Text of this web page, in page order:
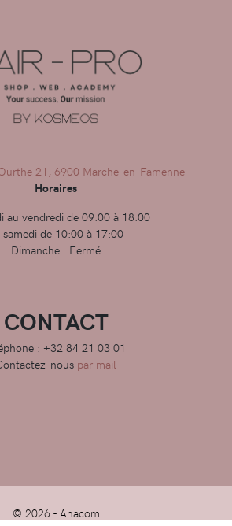
21, 6900 Marche-en-Famenne
Horaires
au vendredi de 09:00 à 18:00
samedi de 10:00 à 17:00
Dimanche : Fermé
CONTACT
: +32 84 21 03 01
nous par mail
© 2026 - Anacom